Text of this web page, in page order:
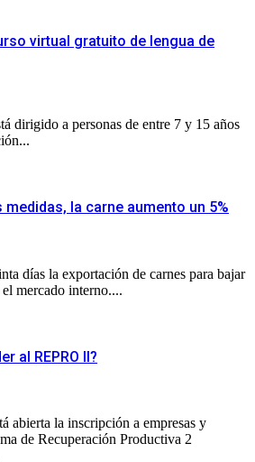
virtual gratuito de lengua de
dirigido a personas de entre 7 y 15 años
medidas, la carne aumento un 5%
días la exportación de carnes para bajar
mercado interno....
al REPRO II?
abierta la inscripción a empresas y
de Recuperación Productiva 2